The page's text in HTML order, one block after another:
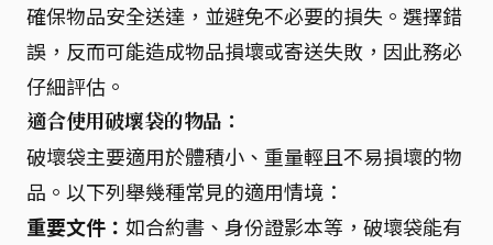
確保物品安全送達，並避免不必要的損失。選擇錯
誤，反而可能造成物品損壞或寄送失敗，因此務必
仔細評估。
適合使用破壞袋的物品：
破壞袋主要適用於體積小、重量輕且不易損壞的物
品。以下列舉幾種常見的適用情境：
重要文件： 如合約書、身份證影本等，破壞袋能有